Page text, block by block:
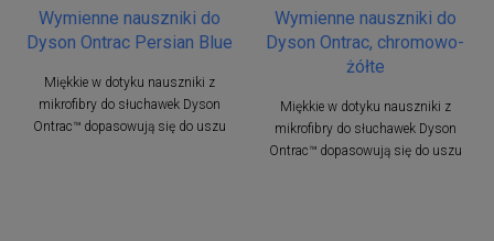
Wymienne nauszniki do
Dyson Ontrac Persian Blue
Miękkie w dotyku nauszniki z
mikrofibry do słuchawek Dyson
Ontrac™ dopasowują się do uszu
Wymienne nauszniki do
Dyson Ontrac, chromowo-
żółte
Miękkie w dotyku nauszniki z
mikrofibry do słuchawek Dyson
Ontrac™ dopasowują się do uszu